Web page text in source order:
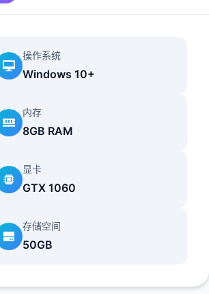
增加了美食驱动迷你应用
为公园增加了地图和商店
Jin： 5 个活动
操作系统
Windows 10+
内存
8GB RAM
显卡
GTX 1060
存储空间
50GB